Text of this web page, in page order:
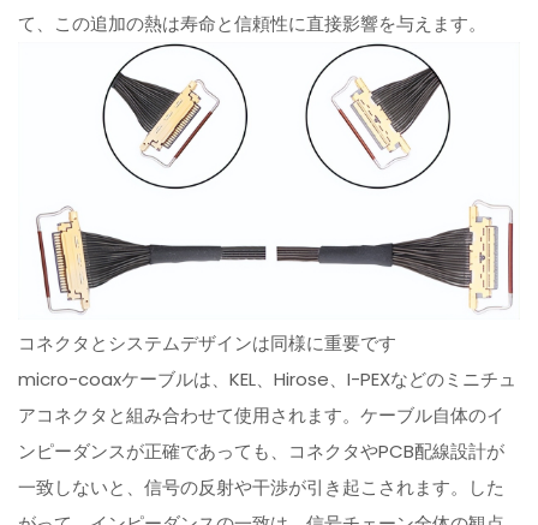
て、この追加の熱は寿命と信頼性に直接影響を与えます。
コネクタとシステムデザインは同様に重要です
micro-coaxケーブルは、KEL、Hirose、I-PEXなどのミニチュ
アコネクタと組み合わせて使用されます。ケーブル自体のイ
ンピーダンスが正確であっても、コネクタやPCB配線設計が
一致しないと、信号の反射や干渉が引き起こされます。した